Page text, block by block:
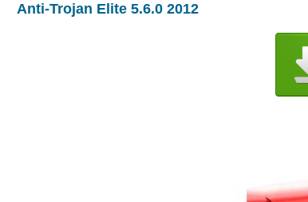
Anti-Trojan Elite 5.6.0 2012